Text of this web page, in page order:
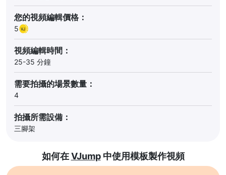
您的視頻編輯價格：
5
視頻編輯時間：
25-35 分鐘
需要拍攝的場景數量：
4
拍攝所需設備：
三腳架
如何在VJump中使用模板製作視頻